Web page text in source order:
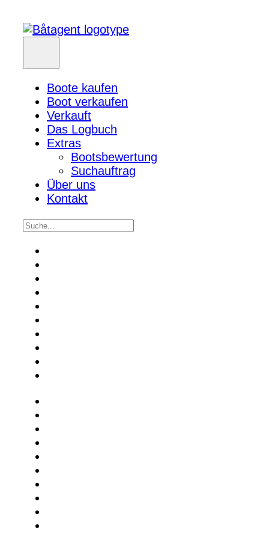
Boote kaufen
Boot verkaufen
Verkauft
Das Logbuch
Extras
Bootsbewertung
Suchauftrag
Über uns
Kontakt